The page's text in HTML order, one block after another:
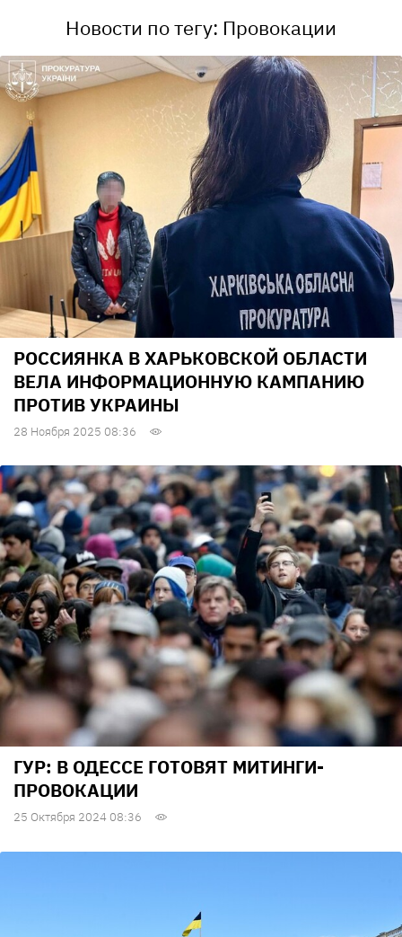
Новости по тегу: Провокации
РОССИЯНКА В ХАРЬКОВСКОЙ ОБЛАСТИ
ВЕЛА ИНФОРМАЦИОННУЮ КАМПАНИЮ
ПРОТИВ УКРАИНЫ
28 Ноября 2025 08:36
ГУР: В ОДЕССЕ ГОТОВЯТ МИТИНГИ-
ПРОВОКАЦИИ
25 Октября 2024 08:36